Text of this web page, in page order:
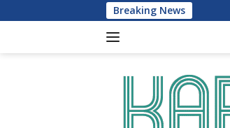
to
Breaking News